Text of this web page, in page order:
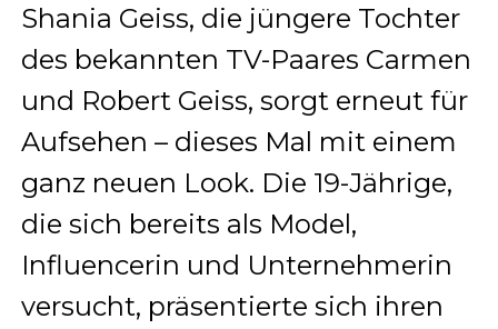
Shania Geiss, die jüngere Tochter
des bekannten TV-Paares Carmen
und Robert Geiss, sorgt erneut für
Aufsehen – dieses Mal mit einem
ganz neuen Look. Die 19-Jährige,
die sich bereits als Model,
Influencerin und Unternehmerin
versucht, präsentierte sich ihren